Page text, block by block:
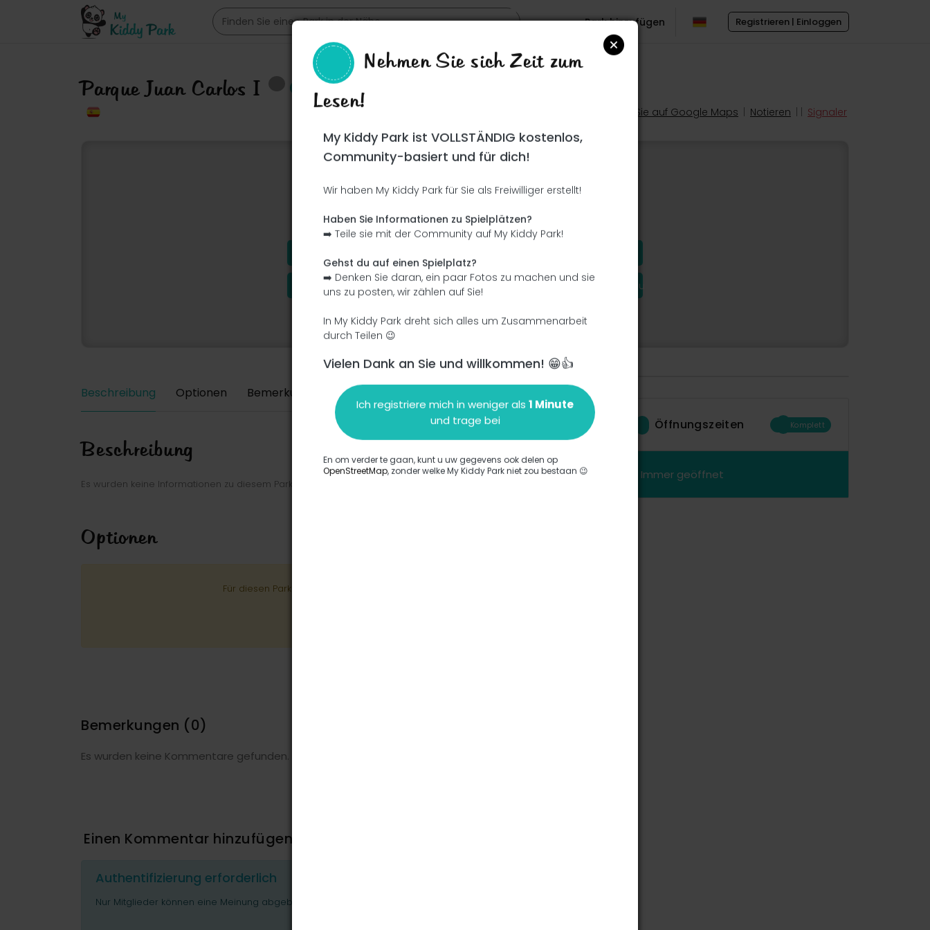
Registrieren | Einloggen
Park hinzufügen
Parque Juan Carlos I
Suchen Sie auf Google Maps Notieren Signaler
Ce parc n'a pas encore été visité ! À toi de jouer !
Soit l'aventurier qui découvre ce parc en premier !
Ich füge eine Beschreibung hinzu Ich füge die Ausrüstung hinzu
Beschreibung Optionen Bemerkungen Einen Kommentar hinzufügen
Beschreibung
Es wurden keine Informationen zu diesem Park eingegeben.
Optionen
Für diesen Park wurde keine Option eingegeben.
Bemerkungen (0)
Es wurden keine Kommentare gefunden.
Einen Kommentar hinzufügen
Authentifizierung erforderlich
Nur Mitglieder können eine Meinung abgeben oder Fragen stellen.
Öffnungszeiten Komplett
Immer geöffnet
Nehmen Sie sich Zeit zum
Lesen!
My Kiddy Park ist VOLLSTÄNDIG kostenlos,
Community-basiert und für dich!
Wir haben My Kiddy Park für Sie als Freiwilliger erstellt!
Haben Sie Informationen zu Spielplätzen?
➡️ Teile sie mit der Community auf My Kiddy Park!
Gehst du auf einen Spielplatz?
➡️ Denken Sie daran, ein paar Fotos zu machen und sie
uns zu posten, wir zählen auf Sie!
In My Kiddy Park dreht sich alles um Zusammenarbeit
durch Teilen 😉
Vielen Dank an Sie und willkommen! 😁👍
Ich registriere mich in weniger als 1 Minute
und trage bei
En om verder te gaan, kunt u uw gegevens ook delen op
OpenStreetMap, zonder welke My Kiddy Park niet zou bestaan 😉